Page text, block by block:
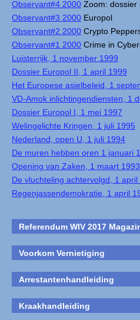
Observant#4 2000 Zoom: dossier
Observant#3 2000 Europol
Observant#2 2000 Crypto
Observant#1 2000 Crime in
Luisterrijk, 1 november 1999
Dossier Europol II, 1 april 1999
Het Europese asielbeleid, 1
VD-Amok inlichtingendiensten, 1
Dossier Europol I, 1 mei 1997
Welingelichte Kringen, 1 juli 1995
Nederland, open U, 1 juli 1994
De muren hebben oren 1 januari
Opening van Zaken, 1 maart 1993
De vluchteling achtervolgd, 1 april
Regenjassendemokratie, 1 april
Referendum WIV 2017
Voorkom Vernietiging
Arrestantenhandleiding
Kraakhandleiding